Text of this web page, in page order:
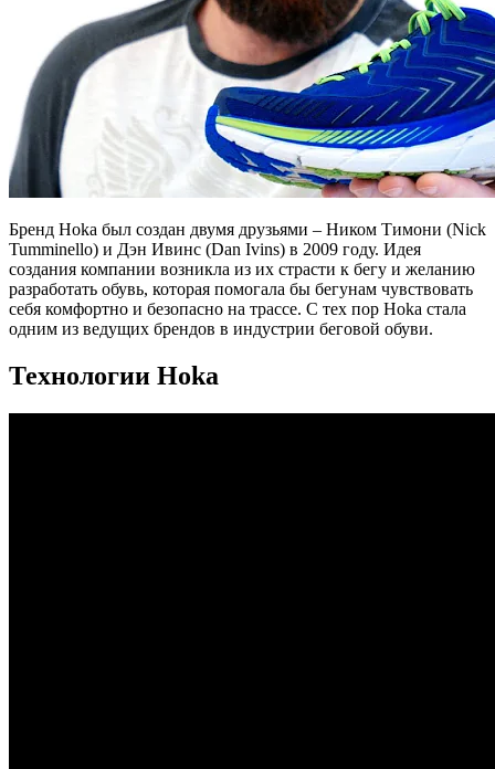
Бренд Hoka был создан двумя друзьями – Ником Тимони (Nick
Tumminello) и Дэн Ивинс (Dan Ivins) в 2009 году. Идея
создания компании возникла из их страсти к бегу и желанию
разработать обувь, которая помогала бы бегунам чувствовать
себя комфортно и безопасно на трассе. С тех пор Hoka стала
одним из ведущих брендов в индустрии беговой обуви.
Технологии Hoka